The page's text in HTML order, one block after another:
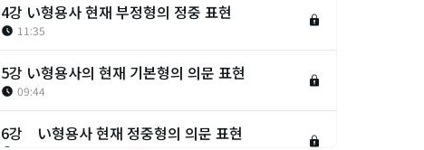
4강 い형용사 현재 부정형의 정중 표현
11:35
5강 い형용사의 현재 기본형의 의문 표현
09:44
6강 い형용사 현재 정중형의 의문 표현